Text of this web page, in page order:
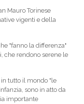
Mauro Torinese
vigenti e della
"fanno la differenza"
che rendono serene le
in tutto il mondo "le
sono in atto da
importante